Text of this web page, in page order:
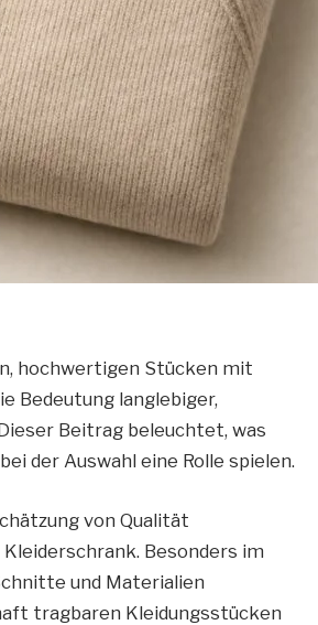
hochwertigen Stücken mit
Bedeutung langlebiger,
Beitrag beleuchtet, was
der Auswahl eine Rolle spielen.
von Qualität
Besonders im
und Materialien
tragbaren Kleidungsstücken